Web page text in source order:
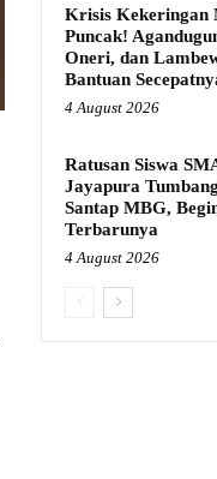
Krisis Kekeringan
Puncak!
Oneri, dan
Bantuan
4 August 2026
Ratusan Siswa
Jayapura
Santap MBG,
Terbarunya
4 August 2026